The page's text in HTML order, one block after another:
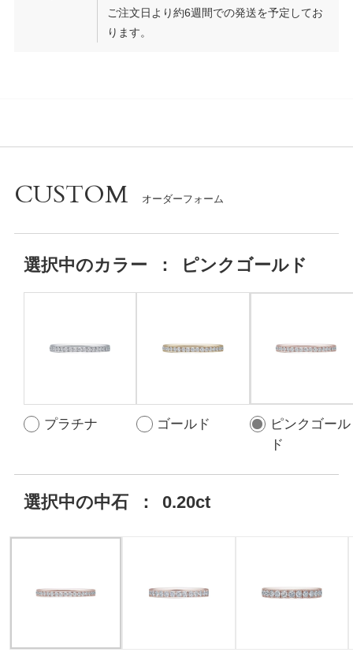
ご注文日より約6週間での発送を予定してお
ります。
CUSTOM
選択中のカラー ： ピンクゴールド
プラチナ ゴールド
ピンクゴール
ド
選択中の中石 ： 0.20ct